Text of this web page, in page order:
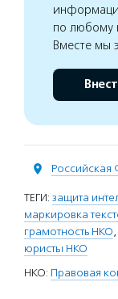
по любому
Вместе мы
ТЕГИ: защита
маркировка
грамотность НКО,
юристы НКО
НКО: Правовая